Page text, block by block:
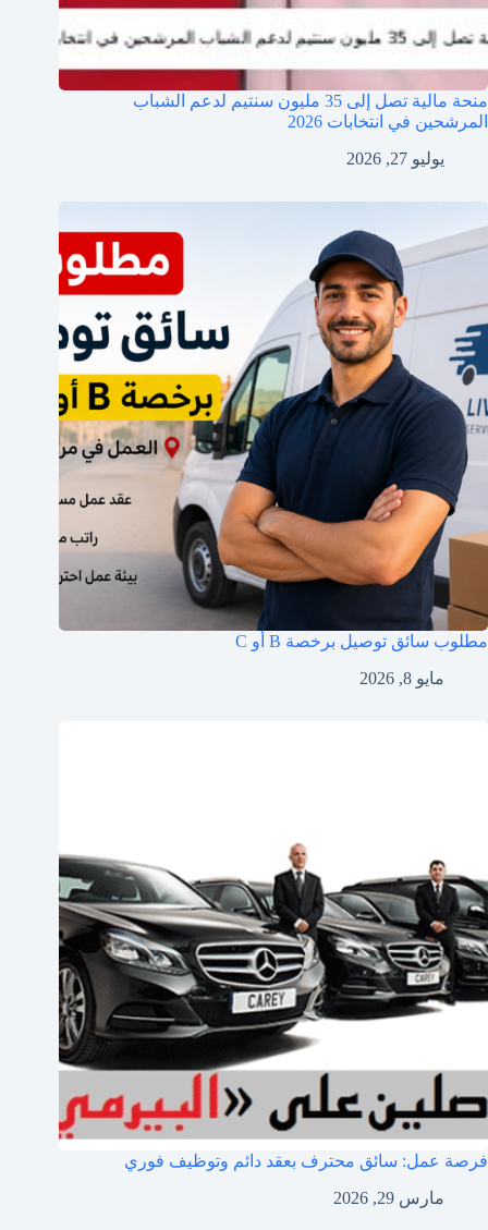
منحة مالية تصل إلى 35 مليون سنتيم لدعم الشباب
المرشحين في انتخابات 2026
يوليو 27, 2026
مطلوب سائق توصيل برخصة B أو C
مايو 8, 2026
فرصة عمل: سائق محترف بعقد دائم وتوظيف فوري
مارس 29, 2026